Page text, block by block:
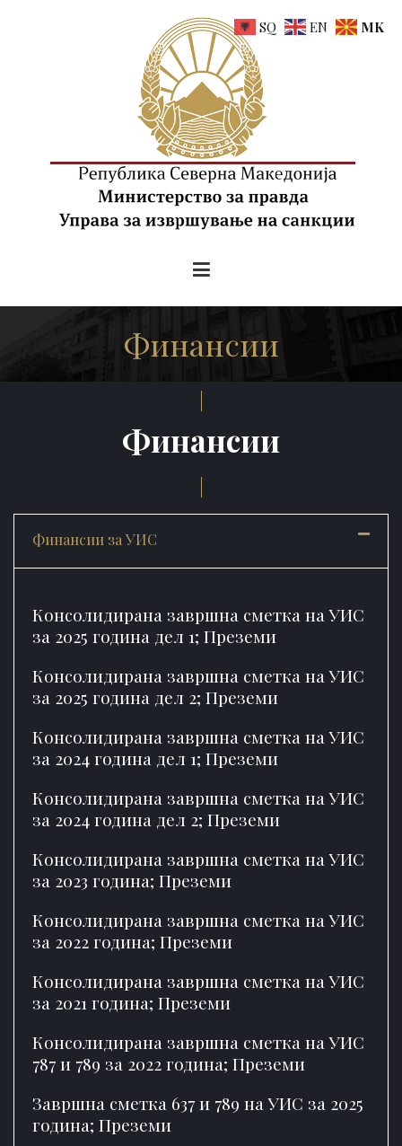
Финансии
Финансии
Финансии за УИС
Консолидирана завршна сметка на УИС
за 2025 година дел 1; Преземи
Консолидирана завршна сметка на УИС
за 2025 година дел 2; Преземи
Консолидирана завршна сметка на УИС
за 2024 година дел 1; Преземи
Консолидирана завршна сметка на УИС
за 2024 година дел 2; Преземи
Консолидирана завршна сметка на УИС
за 2023 година; Преземи
Консолидирана завршна сметка на УИС
за 2022 година; Преземи
Консолидирана завршна сметка на УИС
за 2021 година; Преземи
Консолидирана завршна сметка на УИС
787 и 789 за 2022 година; Преземи
Завршна сметка 637 и 789 на УИС за 2025
година; Преземи
SQ EN MK